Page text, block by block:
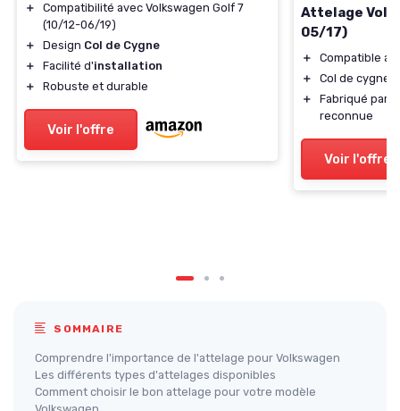
＋
Compatibilité avec Volkswagen Golf 7
(10/12-06/19)
＋
Design Col de Cygne
＋
Facilité d'installation
＋
Robuste et durable
Voir l'offre
Attelage
05/17)
＋
Compatible
＋
Col de cygne
＋
Fabriqué par
reconnue
Voir l'offre
SOMMAIRE
Comprendre l'importance de l'attelage pour Volkswagen
Les différents types d'attelages disponibles
Comment choisir le bon attelage pour votre modèle